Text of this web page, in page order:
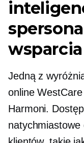
wsparcia
Jedną z
online
Harmoni.
natychmiastowe